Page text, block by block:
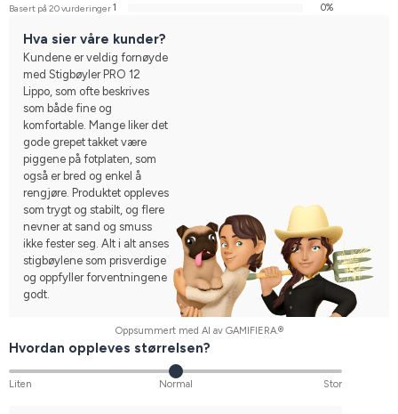
Basert på 20 vurderinger1
0%
Hva sier våre kunder?
Kundene er veldig fornøyde
med Stigbøyler PRO 12
Lippo, som ofte beskrives
som både fine og
komfortable. Mange liker det
gode grepet takket være
piggene på fotplaten, som
også er bred og enkel å
rengjøre. Produktet oppleves
som trygt og stabilt, og flere
nevner at sand og smuss
ikke fester seg. Alt i alt anses
stigbøylene som prisverdige
og oppfyller forventningene
godt.
Oppsummert med AI av GAMIFIERA.®
Hvordan oppleves størrelsen?
Liten Normal Stor